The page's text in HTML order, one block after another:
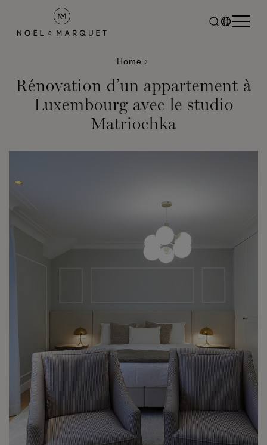
Home
Rénovation d’un appartement à
Luxembourg avec le studio
Matriochka